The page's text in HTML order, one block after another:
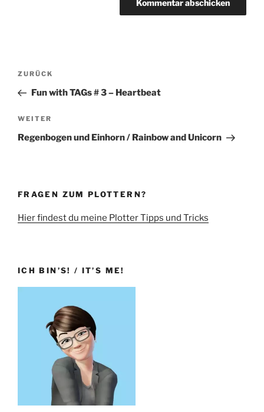
Beitragsnavigation
Vorheriger
Beitrag
ZURÜCK
Fun with TAGs # 3 – Heartbeat
Nächster
Beitrag
WEITER
Regenbogen und Einhorn / Rainbow and Unicorn
FRAGEN ZUM PLOTTERN?
Hier findest du meine Plotter Tipps und Tricks
ICH BIN’S! / IT’S ME!